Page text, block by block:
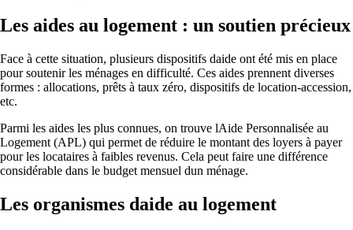
Les aides au logement : un soutien précieux
Face à cette situation, plusieurs dispositifs daide ont été mis en place
pour soutenir les ménages en difficulté. Ces aides prennent diverses
formes : allocations, prêts à taux zéro, dispositifs de location-accession,
etc.
Parmi les aides les plus connues, on trouve lAide Personnalisée au
Logement (APL) qui permet de réduire le montant des loyers à payer
pour les locataires à faibles revenus. Cela peut faire une différence
considérable dans le budget mensuel dun ménage.
Les organismes daide au logement